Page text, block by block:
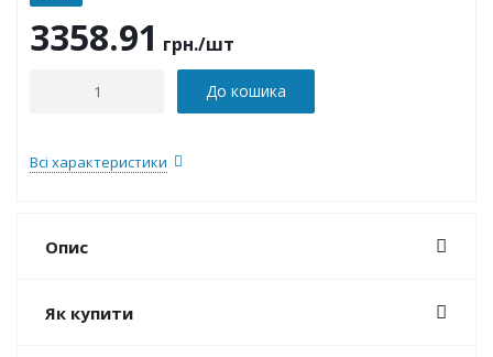
3358.91 грн./шт
До кошика
Всі характеристики
Опис
Як купити